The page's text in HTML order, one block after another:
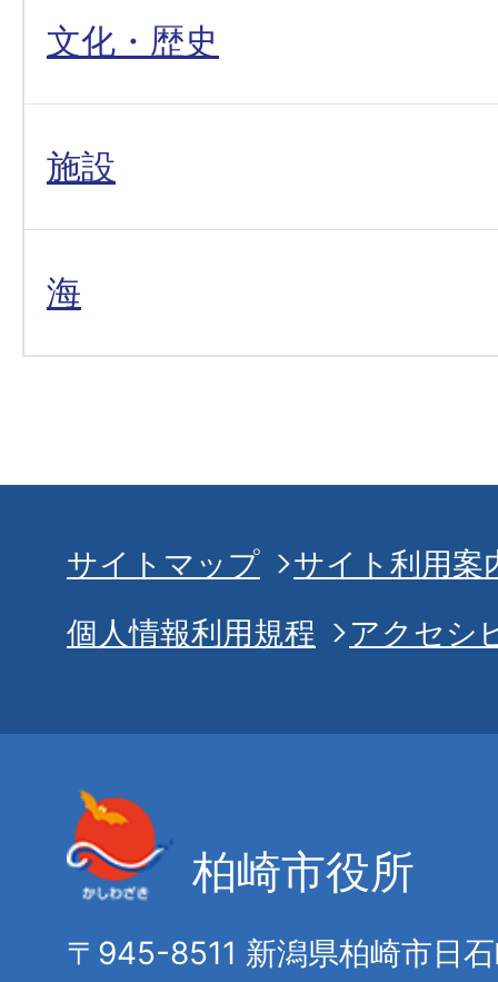
文化・歴史
施設
海
サイトマップ
サイト利用案
個人情報利用規程
アクセシ
柏崎市役所
〒945-8511 新潟県柏崎市日